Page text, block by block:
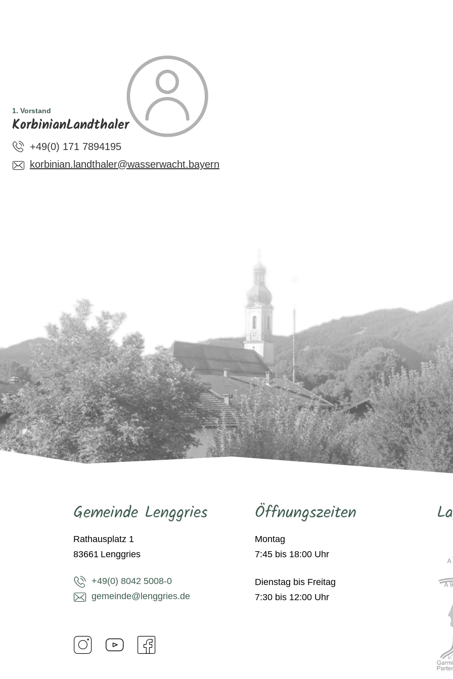
1. Vorstand
KorbinianLandthaler
+49(0) 171 7894195
korbinian.landthaler@wasserwacht.bayern
Gemeinde Lenggries
Rathausplatz 1
83661 Lenggries
+49(0) 8042 5008-0
gemeinde@lenggries.de
Öffnungszeiten
Montag
7:45 bis 18:00 Uhr
Dienstag bis Freitag
7:30 bis 12:00 Uhr